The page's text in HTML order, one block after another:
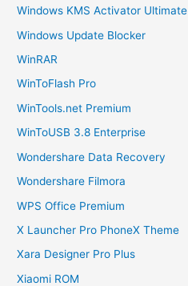
Windows KMS Activator Ultimate
Windows Update Blocker
WinRAR
WinToFlash Pro
WinTools.net Premium
WinToUSB 3.8 Enterprise
Wondershare Data Recovery
Wondershare Filmora
WPS Office Premium
X Launcher Pro PhoneX Theme
Xara Designer Pro Plus
Xiaomi ROM